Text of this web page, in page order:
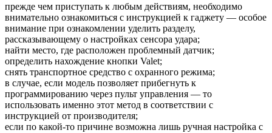
прежде чем приступать к любым действиям, необходимо
внимательно ознакомиться с инструкцией к гаджету — особое
внимание при ознакомлении уделить разделу,
рассказывающему о настройках сенсора удара;
найти место, где расположен проблемный датчик;
определить нахождение кнопки Valet;
снять транспортное средство с охранного режима;
в случае, если модель позволяет прибегнуть к
программированию через пульт управления — то
использовать именно этот метод в соответствии с
инструкцией от производителя;
если по какой-то причине возможна лишь ручная настройка с